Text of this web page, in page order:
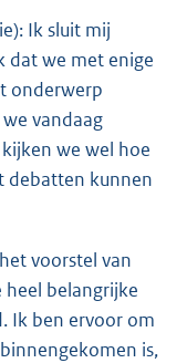
Ik sluit mij
dat we met enige
onderwerp
vandaag
we wel hoe
debatten kunnen
voorstel van
heel belangrijke
Ik ben ervoor om
is,